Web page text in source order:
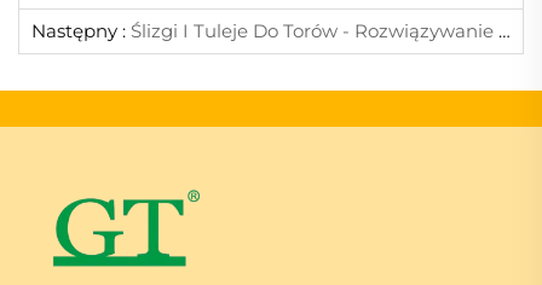
Następny : Ślizgi I Tuleje Do Torów - Rozwiązywanie Problemów I Rozwiązania